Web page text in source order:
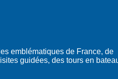
emblématiques de France, de
guidées, des tours en